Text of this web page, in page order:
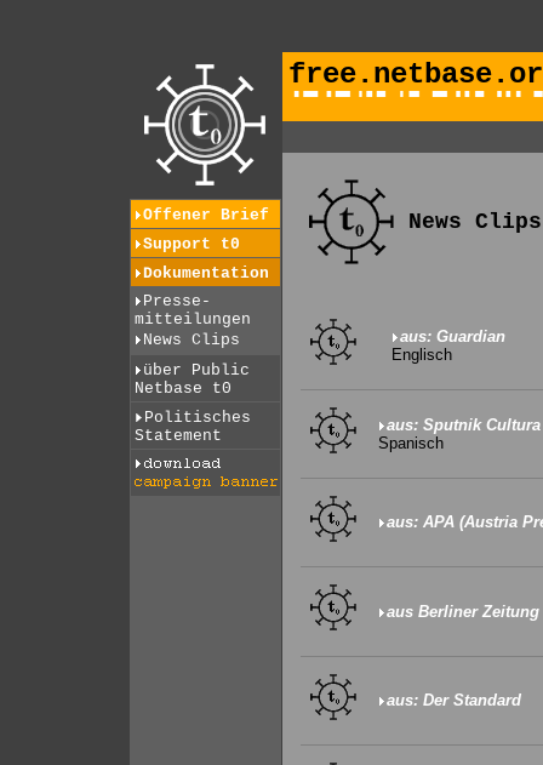
Offener Brief
Support t0
Dokumentation
Presse-
mitteilungen
News Clips
über Public
Netbase t0
Politisches
Statement
News Clips
aus: Guardian
Englisch
aus: Sputnik
Spanisch
aus: APA (Austria
aus Berliner Zeitung
aus: Der Standard